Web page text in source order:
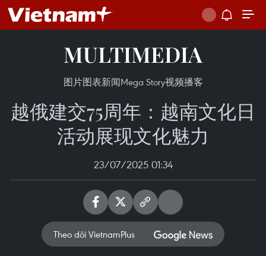
MULTIMEDIA
图片图表新闻Mega Story视频播客
越俄建交75周年：越南文化日
活动展现文化魅力
23/07/2025 01:34
Theo dõi VietnamPlus